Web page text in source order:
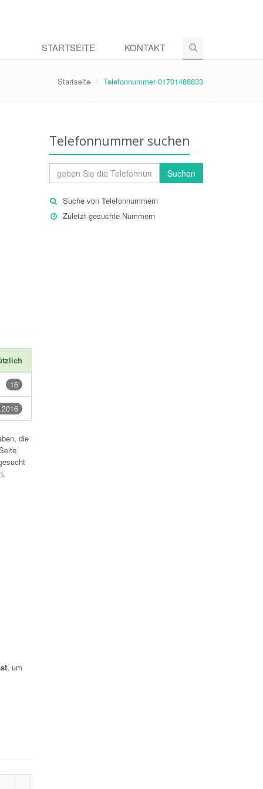
STARTSEITE KONTAKT
Startseite Telefonnummer 01701488833
16
die
, um
Telefonnummer suchen
Suchen
Suche von Telefonnummern
Zuletzt gesuchte Nummern